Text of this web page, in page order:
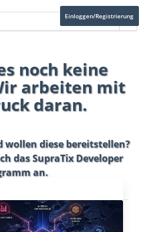
Einloggen/Registrierung
noch keine
arbeiten mit
daran.
wollen diese bereitstellen?
dasSupraTix Developer
an.